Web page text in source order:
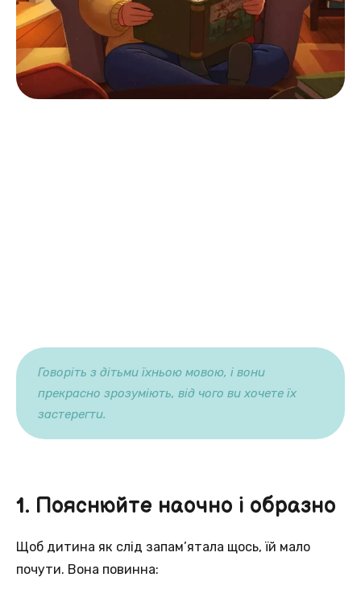
Говоріть з дітьми їхньою мовою, і вони
прекрасно зрозуміють, від чого ви хочете їх
застерегти.
1. Пояснюйте наочно і образно
Щоб дитина як слід запам’ятала щось, їй мало
почути. Вона повинна: